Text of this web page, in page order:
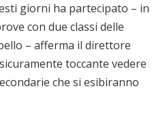
giorni ha partecipato – in
con due classi delle
– afferma il direttore
toccante vedere
che si esibiranno